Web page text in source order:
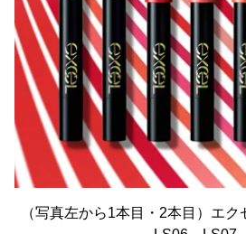
（写真左から1本目・2本目）エ